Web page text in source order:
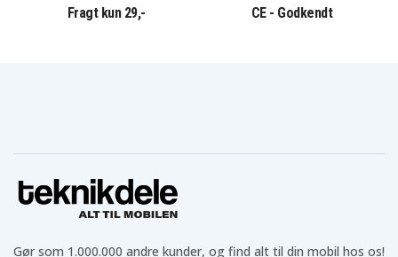
Fragt kun 29,- CE - Godkendt
Gør som 1.000.000 andre kunder, og find alt til din mobil hos os!